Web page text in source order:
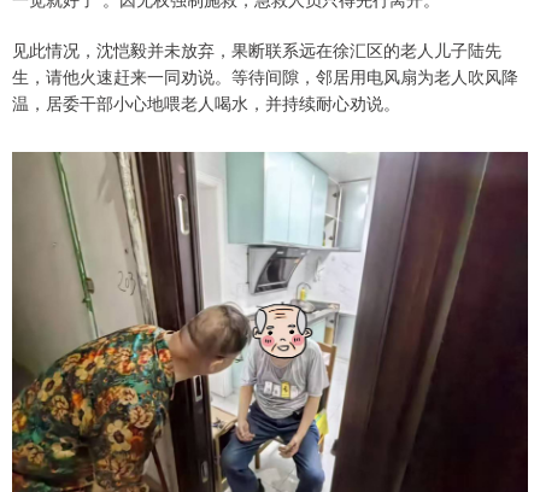
见此情况，沈恺毅并未放弃，果断联系远在徐汇区的老人儿子陆先
生，请他火速赶来一同劝说。等待间隙，邻居用电风扇为老人吹风降
温，居委干部小心地喂老人喝水，并持续耐心劝说。